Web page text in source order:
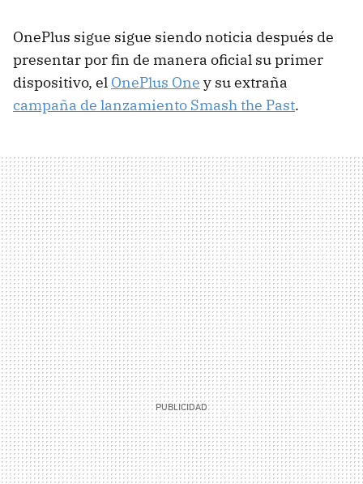
OnePlus sigue sigue siendo noticia después de
presentar por fin de manera oficial su primer
dispositivo, el OnePlus One y su extraña
campaña de lanzamiento Smash the Past.